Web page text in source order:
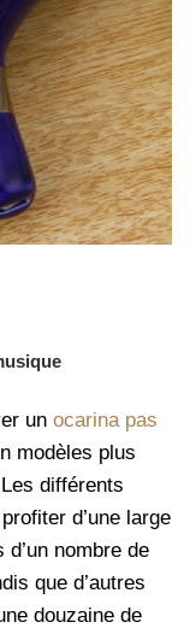
un ocarina pas
modèles plus
différents
d’une large
nombre de
que d’autres
douzaine de